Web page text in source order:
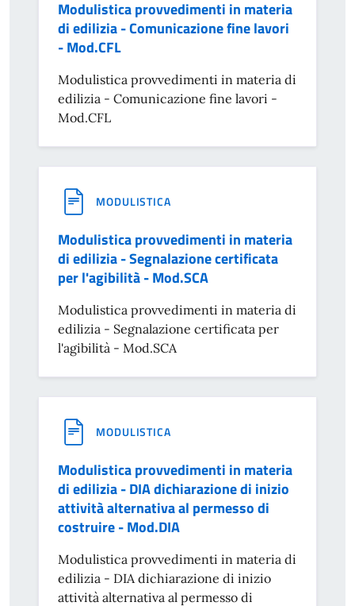
Modulistica provvedimenti in materia
di edilizia - Comunicazione fine lavori
- Mod.CFL
Modulistica provvedimenti in materia di
edilizia - Comunicazione fine lavori -
Mod.CFL
MODULISTICA
Modulistica provvedimenti in materia
di edilizia - Segnalazione certificata
per l'agibilità - Mod.SCA
Modulistica provvedimenti in materia di
edilizia - Segnalazione certificata per
l'agibilità - Mod.SCA
MODULISTICA
Modulistica provvedimenti in materia
di edilizia - DIA dichiarazione di inizio
attività alternativa al permesso di
costruire - Mod.DIA
Modulistica provvedimenti in materia di
edilizia - DIA dichiarazione di inizio
attività alternativa al permesso di